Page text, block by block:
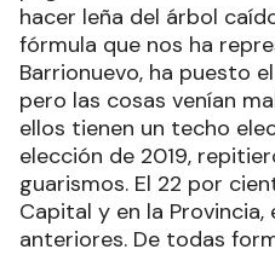
hacer leña del árbol
fórmula que nos ha
Barrionuevo, ha puesto
pero las cosas venían
ellos tienen un techo
elección de 2019,
guarismos. El 22 por
Capital y en la Provincia,
anteriores. De todas